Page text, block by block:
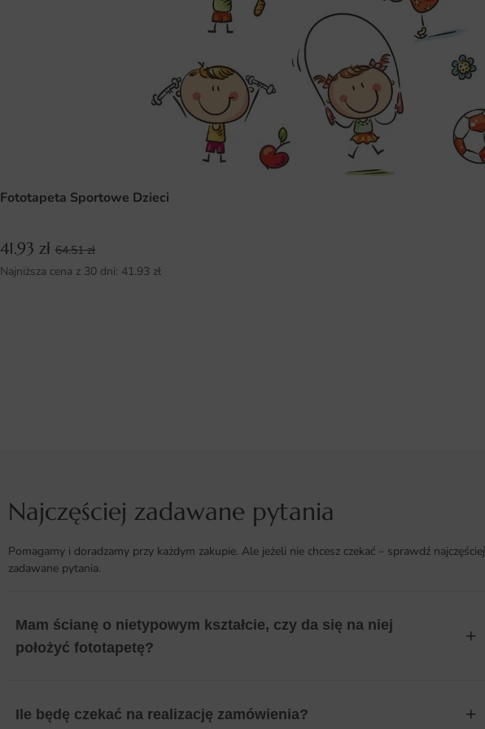
Fototapeta Sportowe Dzieci
41.93 zł 64.51zł
Najniższa cena z 30 dni: 41.93 zł
Najczęściej zadawane pytania
Pomagamy i doradzamy przy każdym zakupie. Ale jeżeli nie chcesz czekać – sprawdź najczęściej
zadawane pytania.
Mam ścianę o nietypowym kształcie, czy da się na niej
położyć fototapetę?
Ile będę czekać na realizację zamówienia?